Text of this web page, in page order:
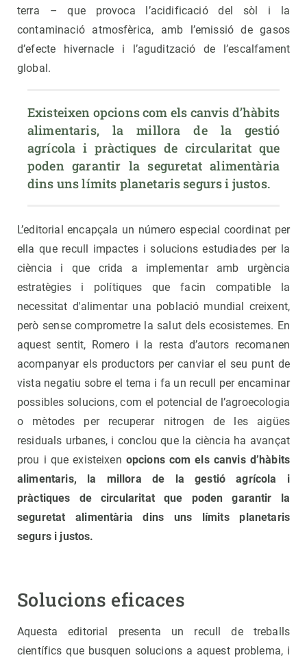
terra – que provoca l’acidificació del sòl i la
contaminació atmosfèrica, amb l’emissió de gasos
d’efecte hivernacle i l’agudització de l’escalfament
global.
Existeixen opcions com els canvis d’hàbits
alimentaris, la millora de la gestió
agrícola i pràctiques de circularitat que
poden garantir la seguretat alimentària
dins uns límits planetaris segurs i justos.
L’editorial encapçala un número especial coordinat per
ella que recull impactes i solucions estudiades per la
ciència i que crida a implementar amb urgència
estratègies i polítiques que facin compatible la
necessitat d'alimentar una població mundial creixent,
però sense comprometre la salut dels ecosistemes. En
aquest sentit, Romero i la resta d’autors recomanen
acompanyar els productors per canviar el seu punt de
vista negatiu sobre el tema i fa un recull per encaminar
possibles solucions, com el potencial de l’agroecologia
o mètodes per recuperar nitrogen de les aigües
residuals urbanes, i conclou que la ciència ha avançat
prou i que existeixen opcions com els canvis d’hàbits
alimentaris, la millora de la gestió agrícola i
pràctiques de circularitat que poden garantir la
seguretat alimentària dins uns límits planetaris
segurs i justos.
Solucions eficaces
Aquesta editorial presenta un recull de treballs
científics que busquen solucions a aquest problema, i